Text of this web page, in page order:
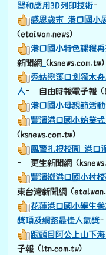
習和應用3D列印技術–
感恩歲末 港口國小
(etaiwan.news)
港口國小特色課程
新聞網 link to https://
(ksnews.com.tw)
秀姑巒溪口划獨木
人– 自由時報電子報
港口國小母親節活動
豐濱港口國小始業
(ksnews.com.tw)
鳳警扎根校園 港口
– 更生新聞網
豐濱鄉港口國小村
東台灣新聞網
花蓮港口國小學生
獎項及網路最佳人氣獎
跟頭目阿公上山下
子報 (ltn.com.tw)